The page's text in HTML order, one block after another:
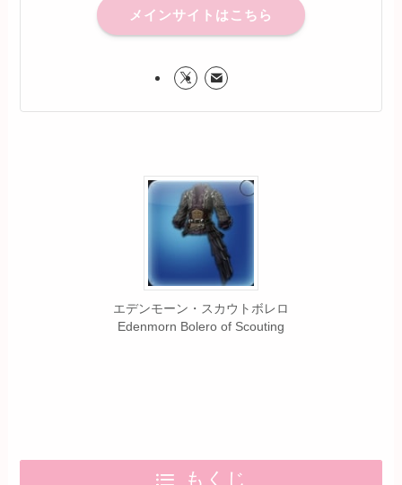
メインサイトはこちら
エデンモーン・スカウトボレロ
Edenmorn Bolero of Scouting
もくじ